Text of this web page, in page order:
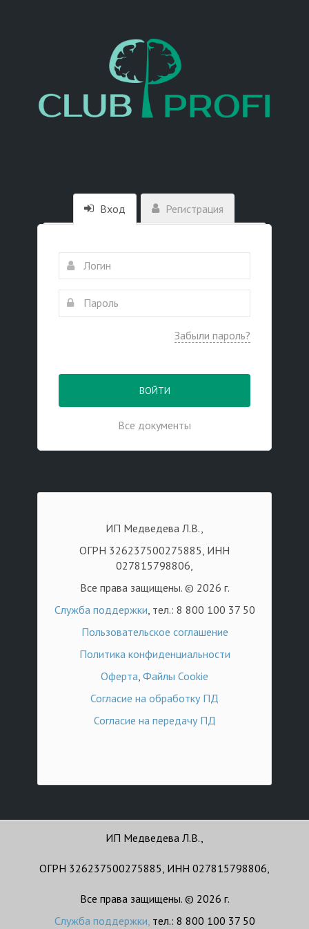
Вход Регистрация
Забыли пароль?
ВОЙТИ
Все документы
ИП Медведева Л.В.,
ОГРН 326237500275885, ИНН
027815798806,
Все права защищены. © 2026 г.
Служба поддержки, тел.: 8 800 100 37 50
Пользовательское соглашение
Политика конфиденциальности
Оферта, Файлы Cookie
Согласие на обработку ПД
Согласие на передачу ПД
ИП Медведева Л.В.,
ОГРН 326237500275885, ИНН 027815798806,
Все права защищены. © 2026 г.
Служба поддержки, тел.: 8 800 100 37 50